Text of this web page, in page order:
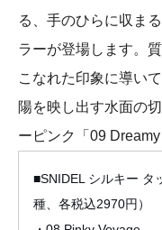
る、手のひらに収ま
ラーが登場します。
こなれた印象に導い
陽を映し出す水面の
ーピンク「09
■SNIDEL シルキー タ
種、各税込2970円）